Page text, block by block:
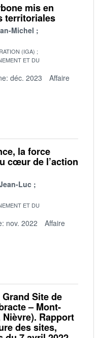
mis en
territoriales
Michel
(IGA)
ET DU
déc. 2023
Affaire
la force
cœur de l’action
Luc
ET DU
nov. 2022
Affaire
Site de
– Mont-
Rapport
des sites,